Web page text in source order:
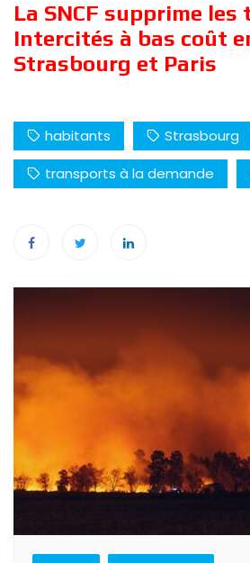
La SNCF supprime les
Intercités à bas coût
Strasbourg et Paris
habitants
Strasbourg
transports à la demande
Navigation
de
l’article